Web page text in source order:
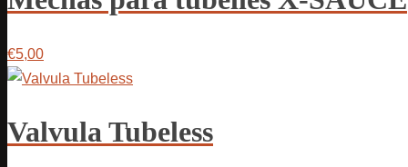
€5,00
Valvula Tubeless